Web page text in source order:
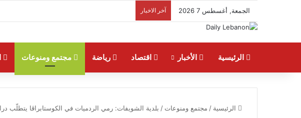
الجمعة, أغسطس 7 2026 آخر الاخبار
الرئيسية الأخبار اقتصاد رياضة مجتمع ومنوعات
الرئيسية / مجتمع ومنوعات / بلدية الشويفات: رمي الردميات في الكوستابراڤا يتطلّب